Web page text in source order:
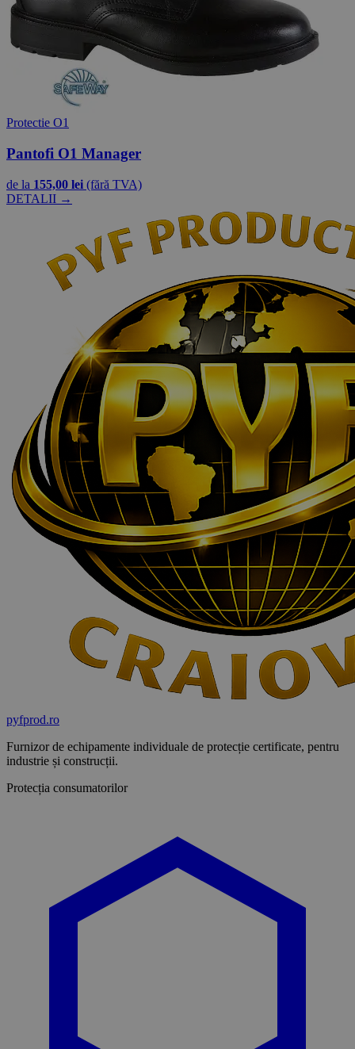
Protectie O1
Pantofi O1 Manager
de la 155,00 lei (fără TVA)
DETALII →
pyfprod.ro
Furnizor de echipamente individuale de protecție certificate, pentru
industrie și construcții.
Protecția consumatorilor